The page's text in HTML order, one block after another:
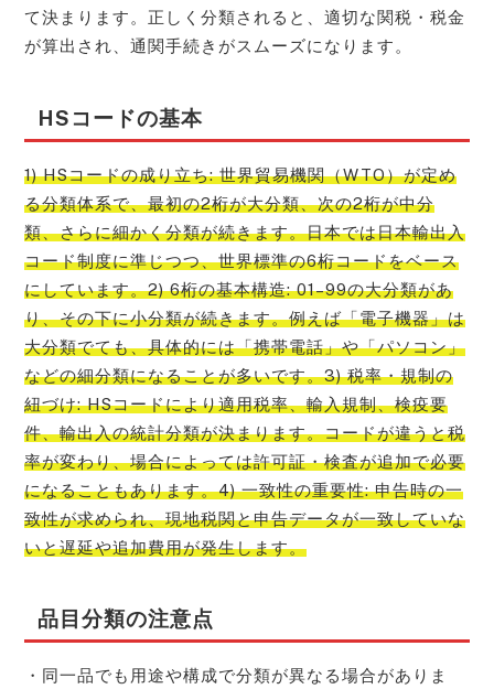
て決まります。正しく分類されると、適切な関税・税金
が算出され、通関手続きがスムーズになります。
HSコードの基本
1) HSコードの成り立ち: 世界貿易機関（WTO）が定め
る分類体系で、最初の2桁が大分類、次の2桁が中分
類、さらに細かく分類が続きます。日本では日本輸出入
コード制度に準じつつ、世界標準の6桁コードをベース
にしています。2) 6桁の基本構造: 01–99の大分類があ
り、その下に小分類が続きます。例えば「電子機器」は
大分類でても、具体的には「携帯電話」や「パソコン」
などの細分類になることが多いです。3) 税率・規制の
紐づけ: HSコードにより適用税率、輸入規制、検疫要
件、輸出入の統計分類が決まります。コードが違うと税
率が変わり、場合によっては許可証・検査が追加で必要
になることもあります。4) 一致性の重要性: 申告時の一
致性が求められ、現地税関と申告データが一致していな
いと遅延や追加費用が発生します。
品目分類の注意点
・同一品でも用途や構成で分類が異なる場合がありま